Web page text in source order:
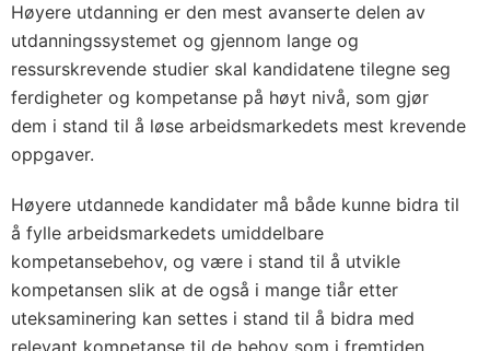
Høyere utdanning er den mest avanserte delen av
utdanningssystemet og gjennom lange og
ressurskrevende studier skal kandidatene tilegne seg
ferdigheter og kompetanse på høyt nivå, som gjør
dem i stand til å løse arbeidsmarkedets mest krevende
oppgaver.
Høyere utdannede kandidater må både kunne bidra til
å fylle arbeidsmarkedets umiddelbare
kompetansebehov, og være i stand til å utvikle
kompetansen slik at de også i mange tiår etter
uteksaminering kan settes i stand til å bidra med
relevant kompetanse til de behov som i fremtiden